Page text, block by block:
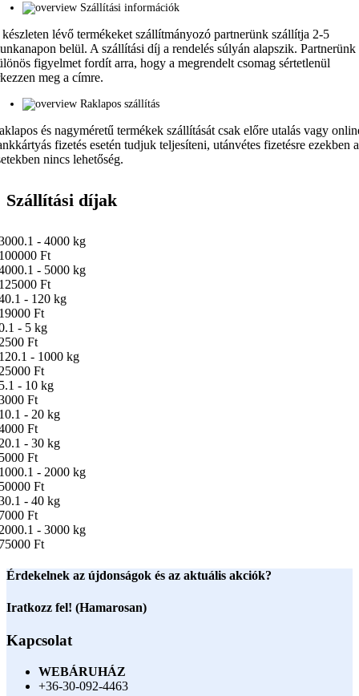
Szállítási információk
lévő termékeket szállítmányozó partnerünk szállítja 2-5
belül. A szállítási díj a rendelés súlyán alapszik. Partnerünk
figyelmet fordít arra, hogy a megrendelt csomag sértetlenül
meg a címre.
Raklapos szállítás
és nagyméretű termékek szállítását csak előre utalás vagy
fizetés esetén tudjuk teljesíteni, utánvétes fizetésre ezekben
nincs lehetőség.
Szállítási díjak
- 4000 kg
Ft
- 5000 kg
Ft
- 120 kg
Ft
- 5 kg
Ft
- 1000 kg
Ft
- 10 kg
Ft
- 20 kg
Ft
- 30 kg
Ft
- 2000 kg
Ft
- 40 kg
Ft
- 3000 kg
Ft
Érdekelnek az újdonságok és az aktuális akciók?
Iratkozz fel! (Hamarosan)
Kapcsolat
WEBÁRUHÁZ
+36-30-092-4463